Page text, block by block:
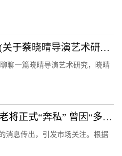
蔡晓晴导演艺术研究(关于蔡晓晴导演艺术研究简述)
聊一篇晓晴导演艺术研究，晓晴
最新曝光！这名公募老将正式“奔私” 曾因“多面手”受关注：同时管理指数、量化、主动基金
消息传出，引发市场关注。根据